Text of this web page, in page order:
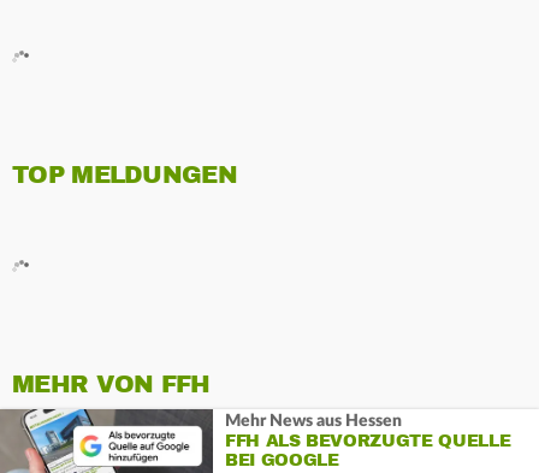
TOP MELDUNGEN
MEHR VON FFH
Mehr News aus Hessen
FFH ALS BEVORZUGTE QUELLE
BEI GOOGLE